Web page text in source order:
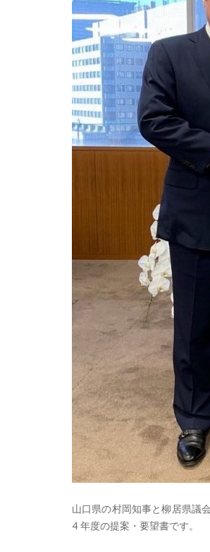
山口県の村岡知事と柳居県議
4 年度の提案・要望書です。